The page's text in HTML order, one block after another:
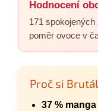
Hodnocení
171
poměr ovoce v
Proč si
37 %